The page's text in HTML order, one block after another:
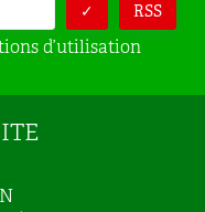
RSS
d’utilisation